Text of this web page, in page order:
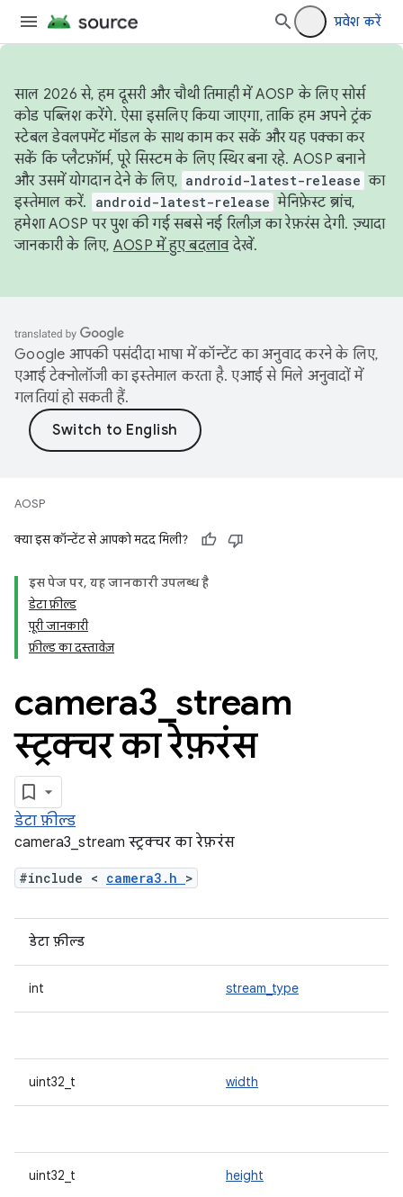
प्रवेश करें
साल 2026 से, हम दूसरी और चौथी तिमाही में AOSP के लिए सोर्स
कोड पब्लिश करेंगे. ऐसा इसलिए किया जाएगा, ताकि हम अपने ट्रंक
स्टेबल डेवलपमेंट मॉडल के साथ काम कर सकें और यह पक्का कर
सकें कि प्लैटफ़ॉर्म, पूरे सिस्टम के लिए स्थिर बना रहे. AOSP बनाने
और उसमें योगदान देने के लिए, android-latest-release का
इस्तेमाल करें.
android-latest-release मेनिफ़ेस्ट ब्रांच,
हमेशा AOSP पर पुश की गई सबसे नई रिलीज़ का रेफ़रंस देगी. ज़्यादा
जानकारी के लिए, AOSP में हुए बदलावदेखें.
Google आपकी पसंदीदा भाषा में कॉन्टेंट का अनुवाद करने के लिए,
एआई टेक्नोलॉजी का इस्तेमाल करता है. एआई से मिले अनुवादों में
गलतियां हो सकती हैं.
AOSP
क्या इस कॉन्टेंट से आपको मदद मिली?
इस पेज पर, यह जानकारी उपलब्ध है
डेटा फ़ील्ड
पूरी जानकारी
फ़ील्ड का दस्तावेज़
camera3 stream
स्ट्रक्चर का रेफ़रंस
डेटा फ़ील्ड
camera3_stream स्ट्रक्चर का रेफ़रंस
#include < camera3.h >
डेटा फ़ील्ड
int stream_type
uint32_t width
uint32_t height